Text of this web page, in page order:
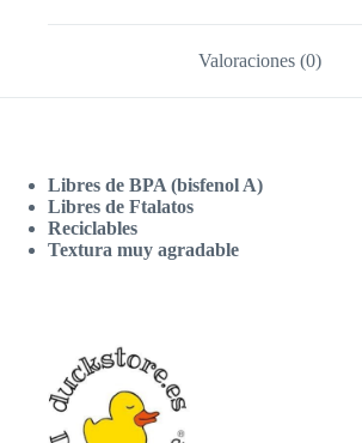
Valoraciones (0)
Libres de BPA (bisfenol A)
Libres de Ftalatos
Reciclables
Textura muy agradable